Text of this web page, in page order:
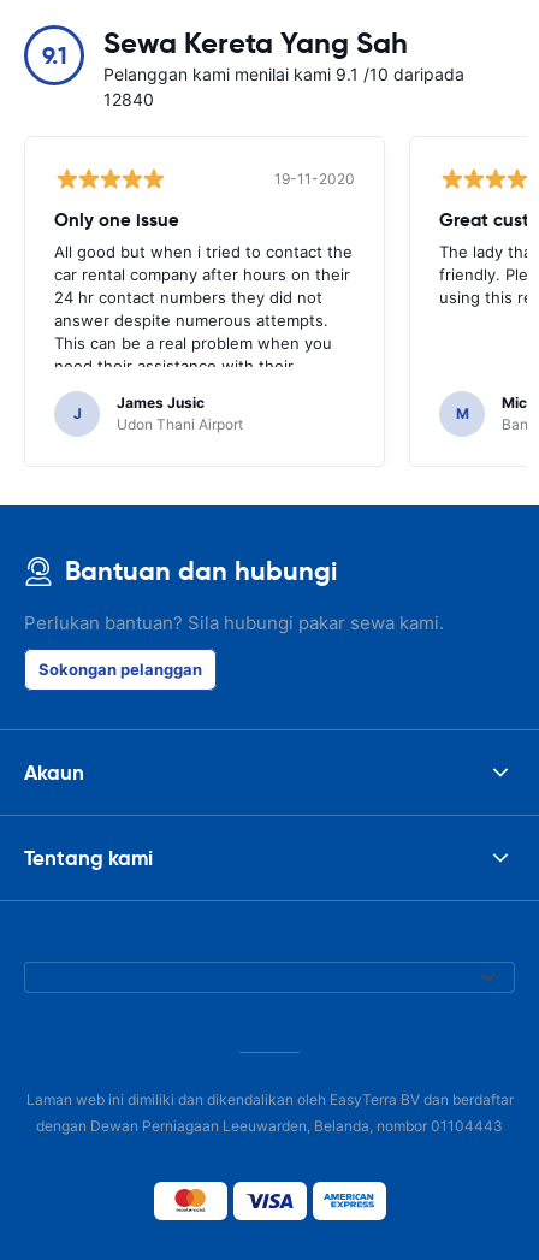
9.1 Sewa Kereta Yang Sah
Pelanggan kami menilai kami 9.1 /10 daripada
12840
19-11-2020
Only one issue
All good but when i tried to contact the
car rental company after hours on their
24 hr contact numbers they did not
answer despite numerous attempts.
This can be a real problem when you
need their assistance with their
services or car.
J
James Jusic
Udon Thani Airport
Great
The lady
friendly.
using this
M
Bantuan dan hubungi
Perlukan bantuan? Sila hubungi pakar sewa kami.
Sokongan pelanggan
Akaun
Tentang kami
Laman web ini dimiliki dan dikendalikan oleh EasyTerra BV dan berdaftar
dengan Dewan Perniagaan Leeuwarden, Belanda, nombor 01104443